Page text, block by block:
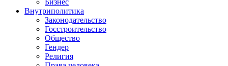
Бизнес
Внутриполитика
Законодательство
Госстроительство
Общество
Гендер
Религия